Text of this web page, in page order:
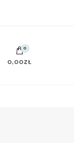
0
0,00ZŁ